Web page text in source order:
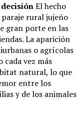
El hecho
rural jujeño
gran porte en las
La aparición
o agrícolas
cada vez más
natural, lo que
entre los
y de los animales